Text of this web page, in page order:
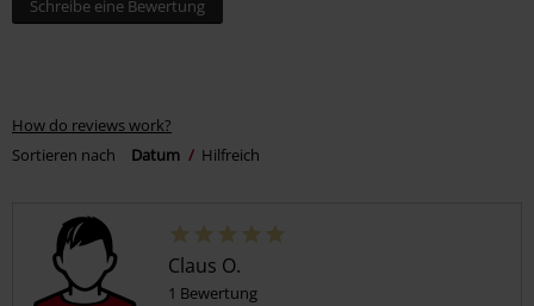
Schreibe eine Bewertung
How do reviews work?
Sortieren nach
Datum Hilfreich
Claus O.
1 Bewertung